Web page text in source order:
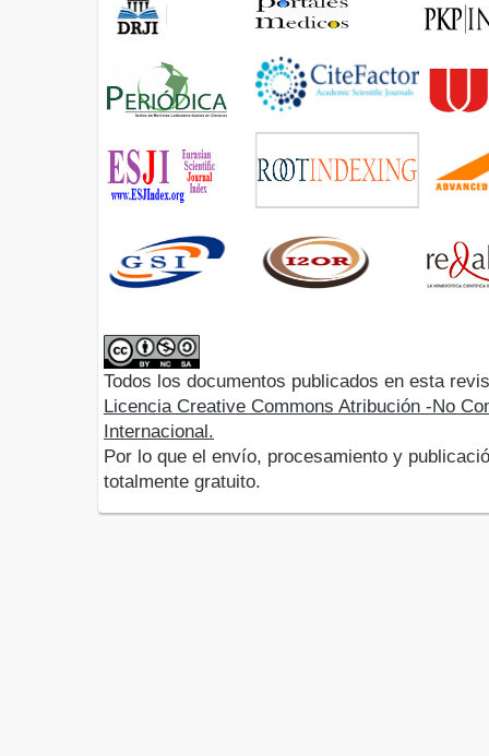
Todos los documentos publicados en esta
Licencia Creative Commons Atribución -No
Internacional.
Por lo que el envío, procesamiento y
totalmente gratuito.